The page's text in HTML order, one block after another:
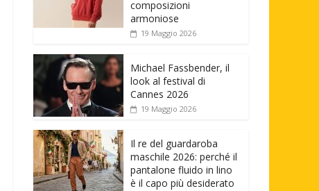
composizioni
armoniose
19 Maggio 2026
Michael Fassbender, il
look al festival di
Cannes 2026
19 Maggio 2026
Il re del guardaroba
maschile 2026: perché il
pantalone fluido in lino
è il capo più desiderato